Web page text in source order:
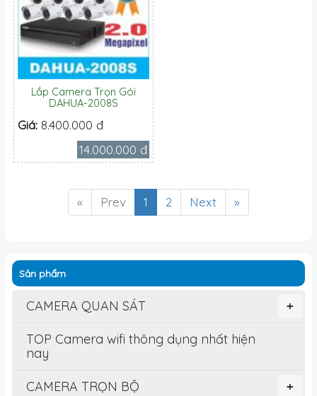
Lắp Camera Trọn Gói
DAHUA-2008S
Giá: 8.400.000 đ
14.000.000 đ
« Prev 1 2 Next »
Sản phẩm
+
CAMERA QUAN SÁT
TOP Camera wifi thông dụng nhất hiện
nay
+
CAMERA TRỌN BỘ